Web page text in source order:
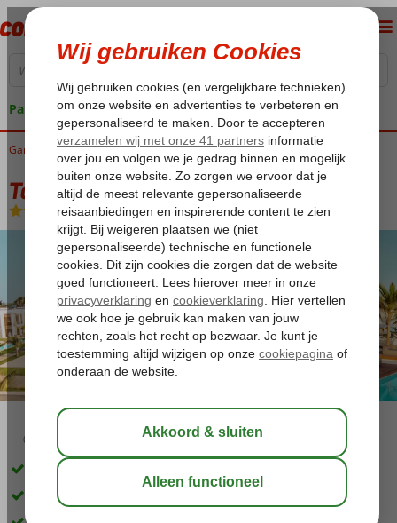
Pakketgarantie
Home
Gambia West Gambia Kololi Tamala Beach
Tamala Beach
All Inclusive-Hotel
06:15 aug 32°C
Only Adult; min. leeftijd 16 jaar
Direct aan het goudgele zandstrand